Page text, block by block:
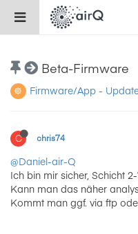
Beta-Firmware
Firmware/App -
C chris74
@Daniel-air-Q
Ich bin mir sicher, Schicht
Kann man das näher
Kommt man ggf. via ftp